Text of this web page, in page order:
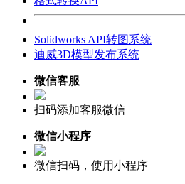
Solidworks API转图系统
迪威3D模型发布系统
微信客服
扫码添加客服微信
微信小程序
微信扫码，使用小程序